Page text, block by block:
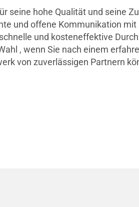
hohe Qualität und seine
und offene Kommunikation
und kosteneffektive
, wenn Sie nach einem
von zuverlässigen Partnern